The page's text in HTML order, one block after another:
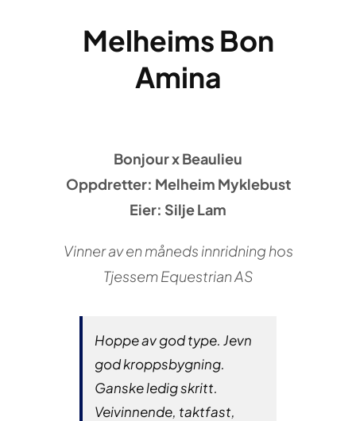
Melheims Bon
Amina
Bonjour x Beaulieu
Oppdretter: Melheim Myklebust
Eier: Silje Lam
Vinner av en måneds innridning hos
Tjessem Equestrian AS
Hoppe av god type. Jevn
god kroppsbygning.
Ganske ledig skritt.
Veivinnende, taktfast,